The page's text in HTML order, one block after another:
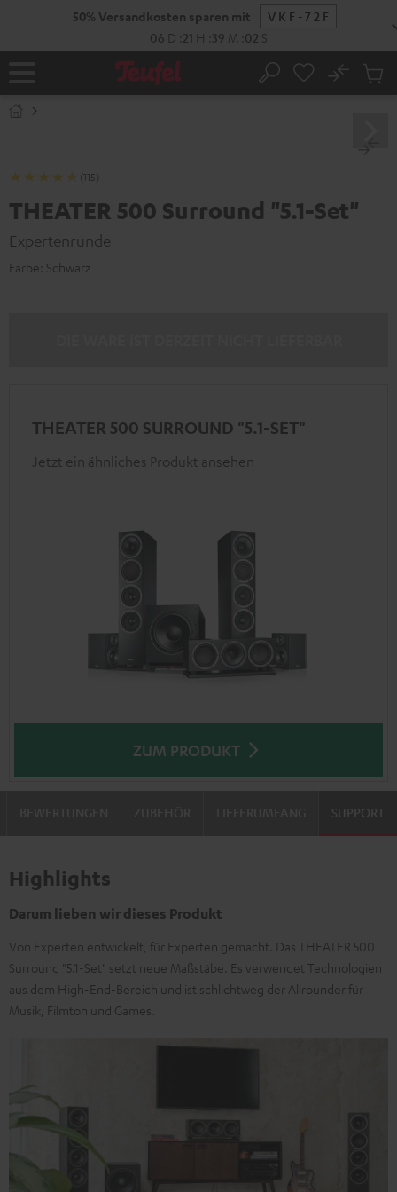
Startseite Suche
No
(115)
THEATER 500 Surround "5.1-Set"
Expertenrunde
Farbe: Schwarz
THEATER 500 SURROUND "5.1-SET"
Jetzt ein ähnliches Produkt ansehen
ZUM PRODUKT
SUPPORT
Highlights
Darum lieben wir dieses Produkt
Von Experten entwickelt, für Experten gemacht. Das THEATER 500
Surround "5.1-Set" setzt neue Maßstäbe. Es verwendet Technologien
aus dem High-End-Bereich und ist schlichtweg der Allrounder für
Musik, Filmton und Games.